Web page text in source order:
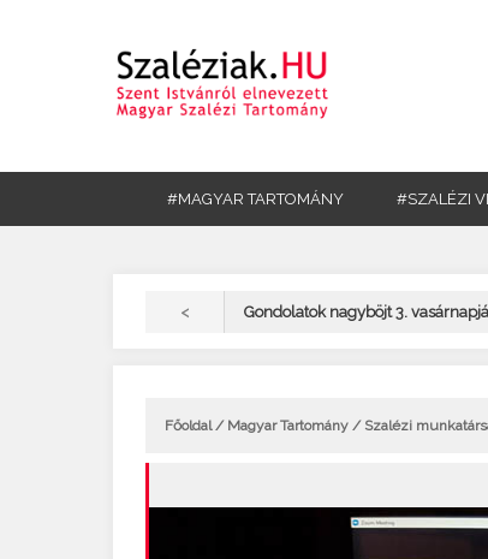
#MAGYAR TARTOMÁNY #SZALÉZI
< Gondolatok nagyböjt 3.
Főoldal/ Magyar Tartomány / Szalézi